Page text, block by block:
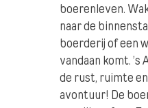
boerenleven.
naar de
boerderij of een
vandaan komt.
de rust, ruimte
avontuur! De